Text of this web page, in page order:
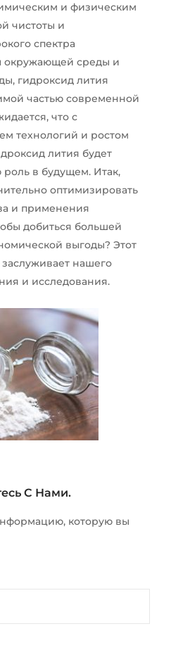
и физическим
чистоты и
спектра
окружающей среды и
гидроксид лития
частью современной
что с
технологий и ростом
лития будет
в будущем. Итак,
оптимизировать
и применения
добиться большей
выгоды? Этот
нашего
и исследования.
С Нами.
которую вы